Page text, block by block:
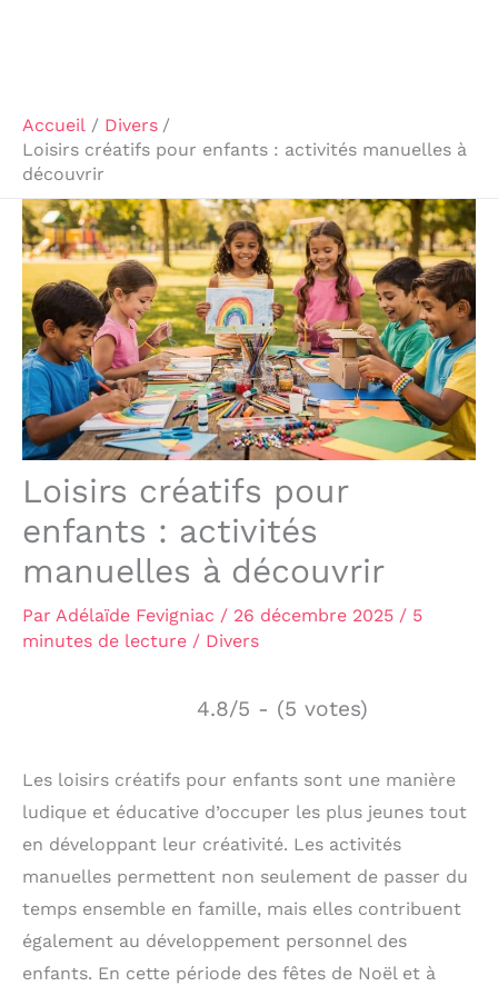
Accueil
Divers
Loisirs créatifs pour enfants : activités manuelles à
découvrir
Loisirs créatifs pour
enfants : activités
manuelles à découvrir
Par Adélaïde Fevigniac / 26 décembre 2025 / 5
minutes de lecture / Divers
4.8/5 - (5 votes)
Les loisirs créatifs pour enfants sont une manière
ludique et éducative d’occuper les plus jeunes tout
en développant leur créativité. Les activités
manuelles permettent non seulement de passer du
temps ensemble en famille, mais elles contribuent
également au développement personnel des
enfants. En cette période des fêtes de Noël et à